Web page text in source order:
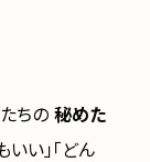
ちの 秘めた
い」「どん